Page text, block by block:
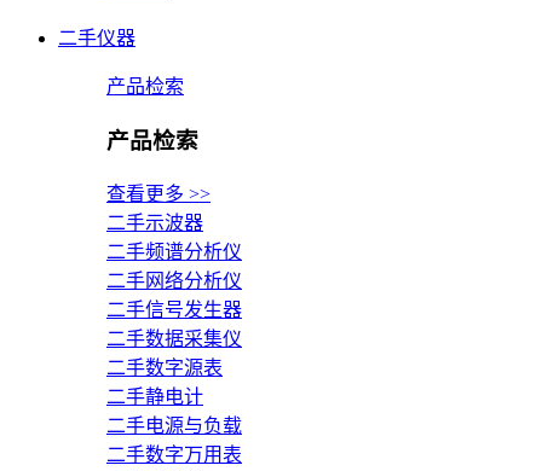
二手仪器
产品检索
产品检索
查看更多 >>
二手示波器
二手频谱分析仪
二手网络分析仪
二手信号发生器
二手数据采集仪
二手数字源表
二手静电计
二手电源与负载
二手数字万用表